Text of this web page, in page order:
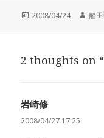
投
2008/04/24
作
船
2 thoughts on
岩崎修
り:
2008/04/27 17:25